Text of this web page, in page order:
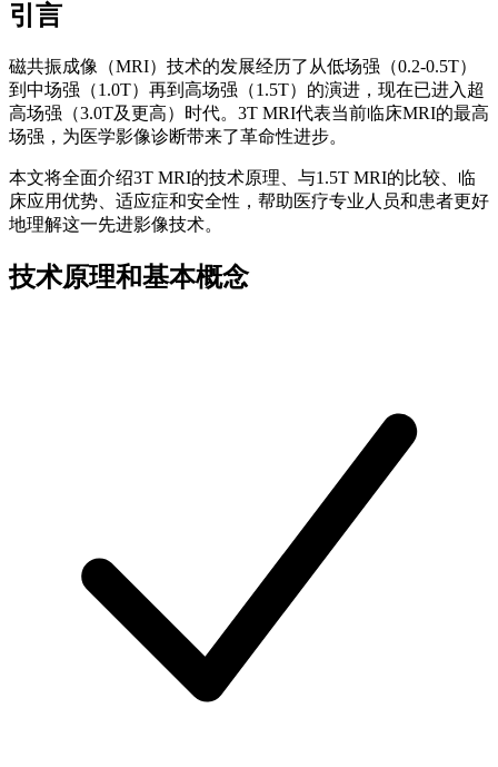
引言
磁共振成像（MRI）技术的发展经历了从低场强（0.2-0.5T）
到中场强（1.0T）再到高场强（1.5T）的演进，现在已进入超
高场强（3.0T及更高）时代。3T MRI代表当前临床MRI的最高
场强，为医学影像诊断带来了革命性进步。
本文将全面介绍3T MRI的技术原理、与1.5T MRI的比较、临
床应用优势、适应症和安全性，帮助医疗专业人员和患者更好
地理解这一先进影像技术。
技术原理和基本概念